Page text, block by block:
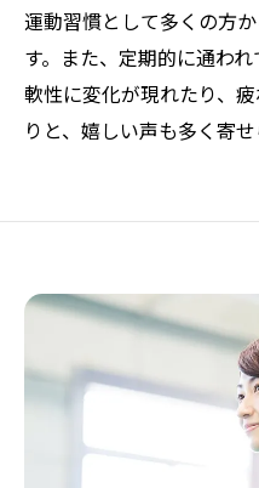
運動習慣として多くの方
す。また、定期的に通わ
軟性に変化が現れたり、
りと、嬉しい声も多く寄せ